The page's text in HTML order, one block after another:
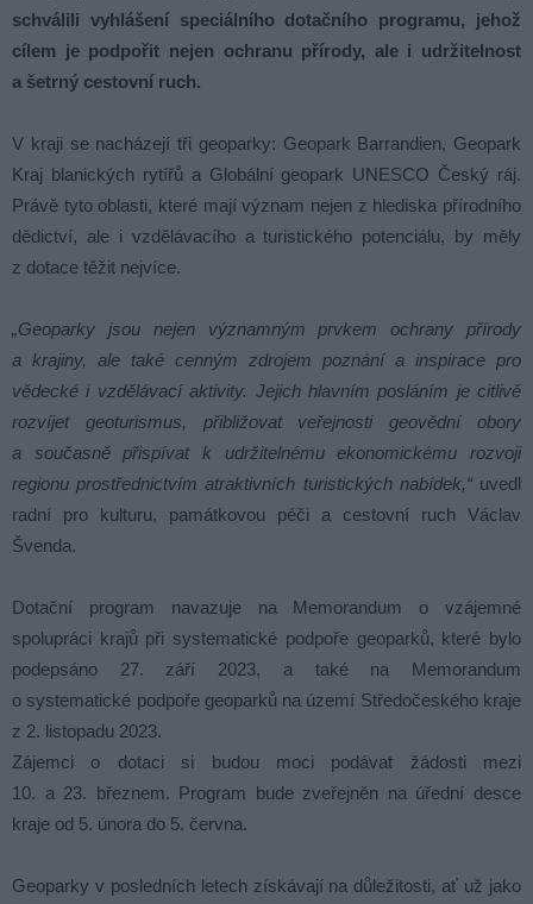
schválili vyhlášení speciálního dotačního programu, jehož
cílem je podpořit nejen ochranu přírody, ale i udržitelnost
a šetrný cestovní ruch.
V kraji se nacházejí tři geoparky: Geopark Barrandien, Geopark
Kraj blanických rytířů a Globální geopark UNESCO Český ráj.
Právě tyto oblasti, které mají význam nejen z hlediska přírodního
dědictví, ale i vzdělávacího a turistického potenciálu, by měly
z dotace těžit nejvíce.
„Geoparky jsou nejen významným prvkem ochrany přírody
a krajiny, ale také cenným zdrojem poznání a inspirace pro
vědecké i vzdělávací aktivity. Jejich hlavním posláním je citlivě
rozvíjet geoturismus, přibližovat veřejnosti geovědní obory
a současně přispívat k udržitelnému ekonomickému rozvoji
regionu prostřednictvím atraktivních turistických nabídek,“uvedl
radní pro kulturu, památkovou péči a cestovní ruch Václav
Švenda.
Dotační program navazuje na Memorandum o vzájemné
spolupráci krajů při systematické podpoře geoparků, které bylo
podepsáno 27. září 2023, a také na Memorandum
o systematické podpoře geoparků na území Středočeského kraje
z 2. listopadu 2023.
Zájemci o dotaci si budou moci podávat žádosti mezi
10. a 23. březnem. Program bude zveřejněn na úřední desce
kraje od 5. února do 5. června.
Geoparky v posledních letech získávají na důležitosti, ať už jako